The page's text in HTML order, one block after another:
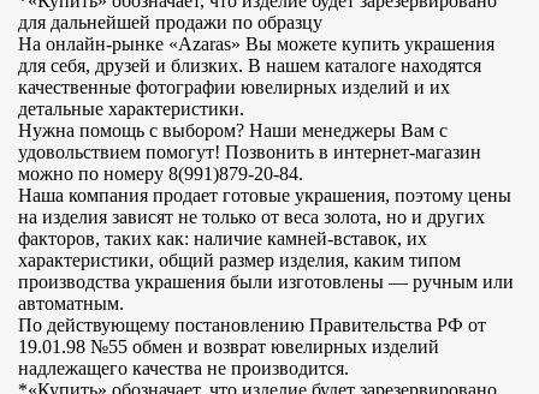
для дальнейшей продажи по образцу
На онлайн-рынке «Azaras» Вы можете купить украшения
для себя, друзей и близких. В нашем каталоге находятся
качественные фотографии ювелирных изделий и их
детальные характеристики.
Нужна помощь с выбором? Наши менеджеры Вам с
удовольствием помогут! Позвонить в интернет-магазин
можно по номеру 8(991)879-20-84.
Наша компания продает готовые украшения, поэтому цены
на изделия зависят не только от веса золота, но и других
факторов, таких как: наличие камней-вставок, их
характеристики, общий размер изделия, каким типом
производства украшения были изготовлены — ручным или
автоматным.
По действующему постановлению Правительства РФ от
19.01.98 №55 обмен и возврат ювелирных изделий
надлежащего качества не производится.
*«Купить» обозначает, что изделие будет зарезервировано